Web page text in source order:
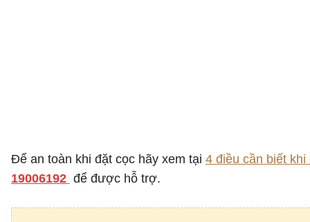
Để an toàn khi đặt cọc hãy xem tại 4 điều cần biết
19006192 để được hỗ trợ.